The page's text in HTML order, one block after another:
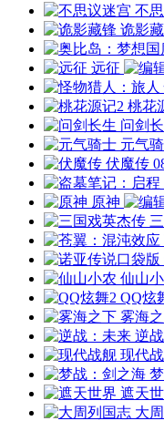
不
诡影
远征
桃花
问剑
元气
伏魔传
原神
仙山
QQ炫
雾海
逆
现代
遮天
大